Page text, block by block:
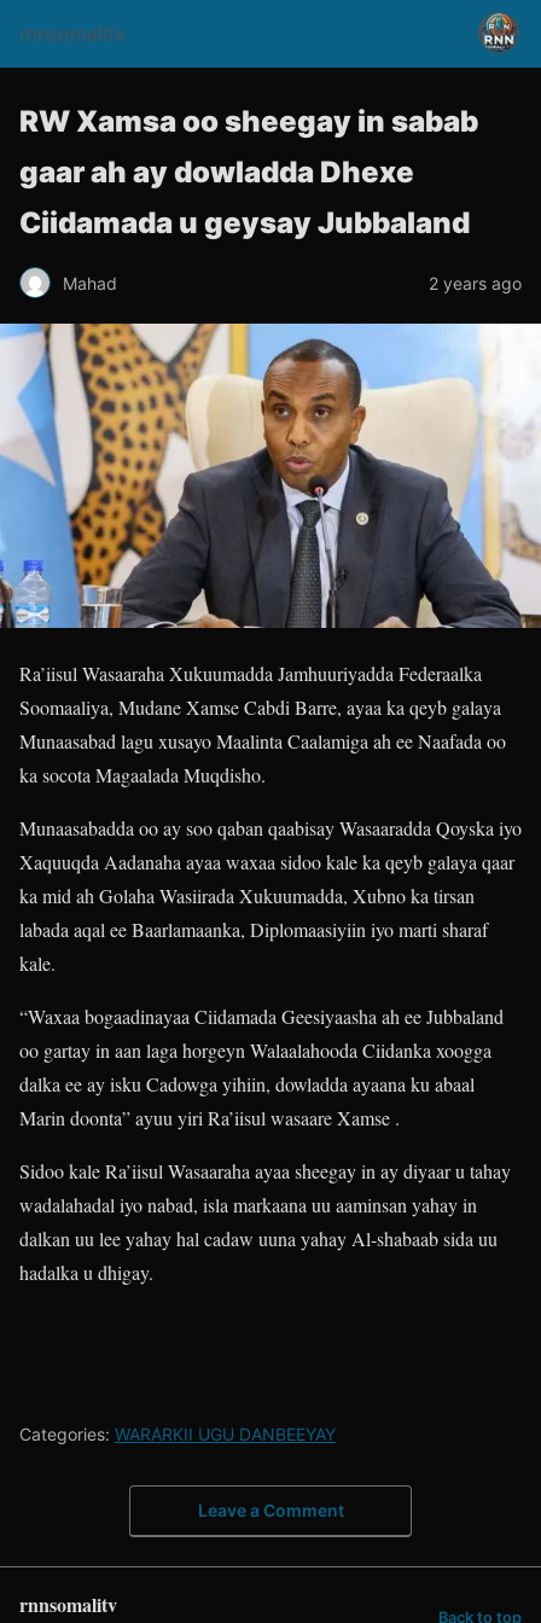
rnnsomalitv
RW Xamsa oo sheegay in sabab
gaar ah ay dowladda Dhexe
Ciidamada u geysay Jubbaland
Mahad 2 years ago
Ra’iisul Wasaaraha Xukuumadda Jamhuuriyadda Federaalka
Soomaaliya, Mudane Xamse Cabdi Barre, ayaa ka qeyb galaya
Munaasabad lagu xusayo Maalinta Caalamiga ah ee Naafada oo
ka socota Magaalada Muqdisho.
Munaasabadda oo ay soo qaban qaabisay Wasaaradda Qoyska iyo
Xaquuqda Aadanaha ayaa waxaa sidoo kale ka qeyb galaya qaar
ka mid ah Golaha Wasiirada Xukuumadda, Xubno ka tirsan
labada aqal ee Baarlamaanka, Diplomaasiyiin iyo marti sharaf
kale.
“Waxaa bogaadinayaa Ciidamada Geesiyaasha ah ee Jubbaland
oo gartay in aan laga horgeyn Walaalahooda Ciidanka xoogga
dalka ee ay isku Cadowga yihiin, dowladda ayaana ku abaal
Marin doonta” ayuu yiri Ra’iisul wasaare Xamse .
Sidoo kale Ra’iisul Wasaaraha ayaa sheegay in ay diyaar u tahay
wadalahadal iyo nabad, isla markaana uu aaminsan yahay in
dalkan uu lee yahay hal cadaw uuna yahay Al-shabaab sida uu
hadalka u dhigay.
Categories: WARARKII UGU DANBEEYAY
Leave a Comment
rnnsomalitv Back to top